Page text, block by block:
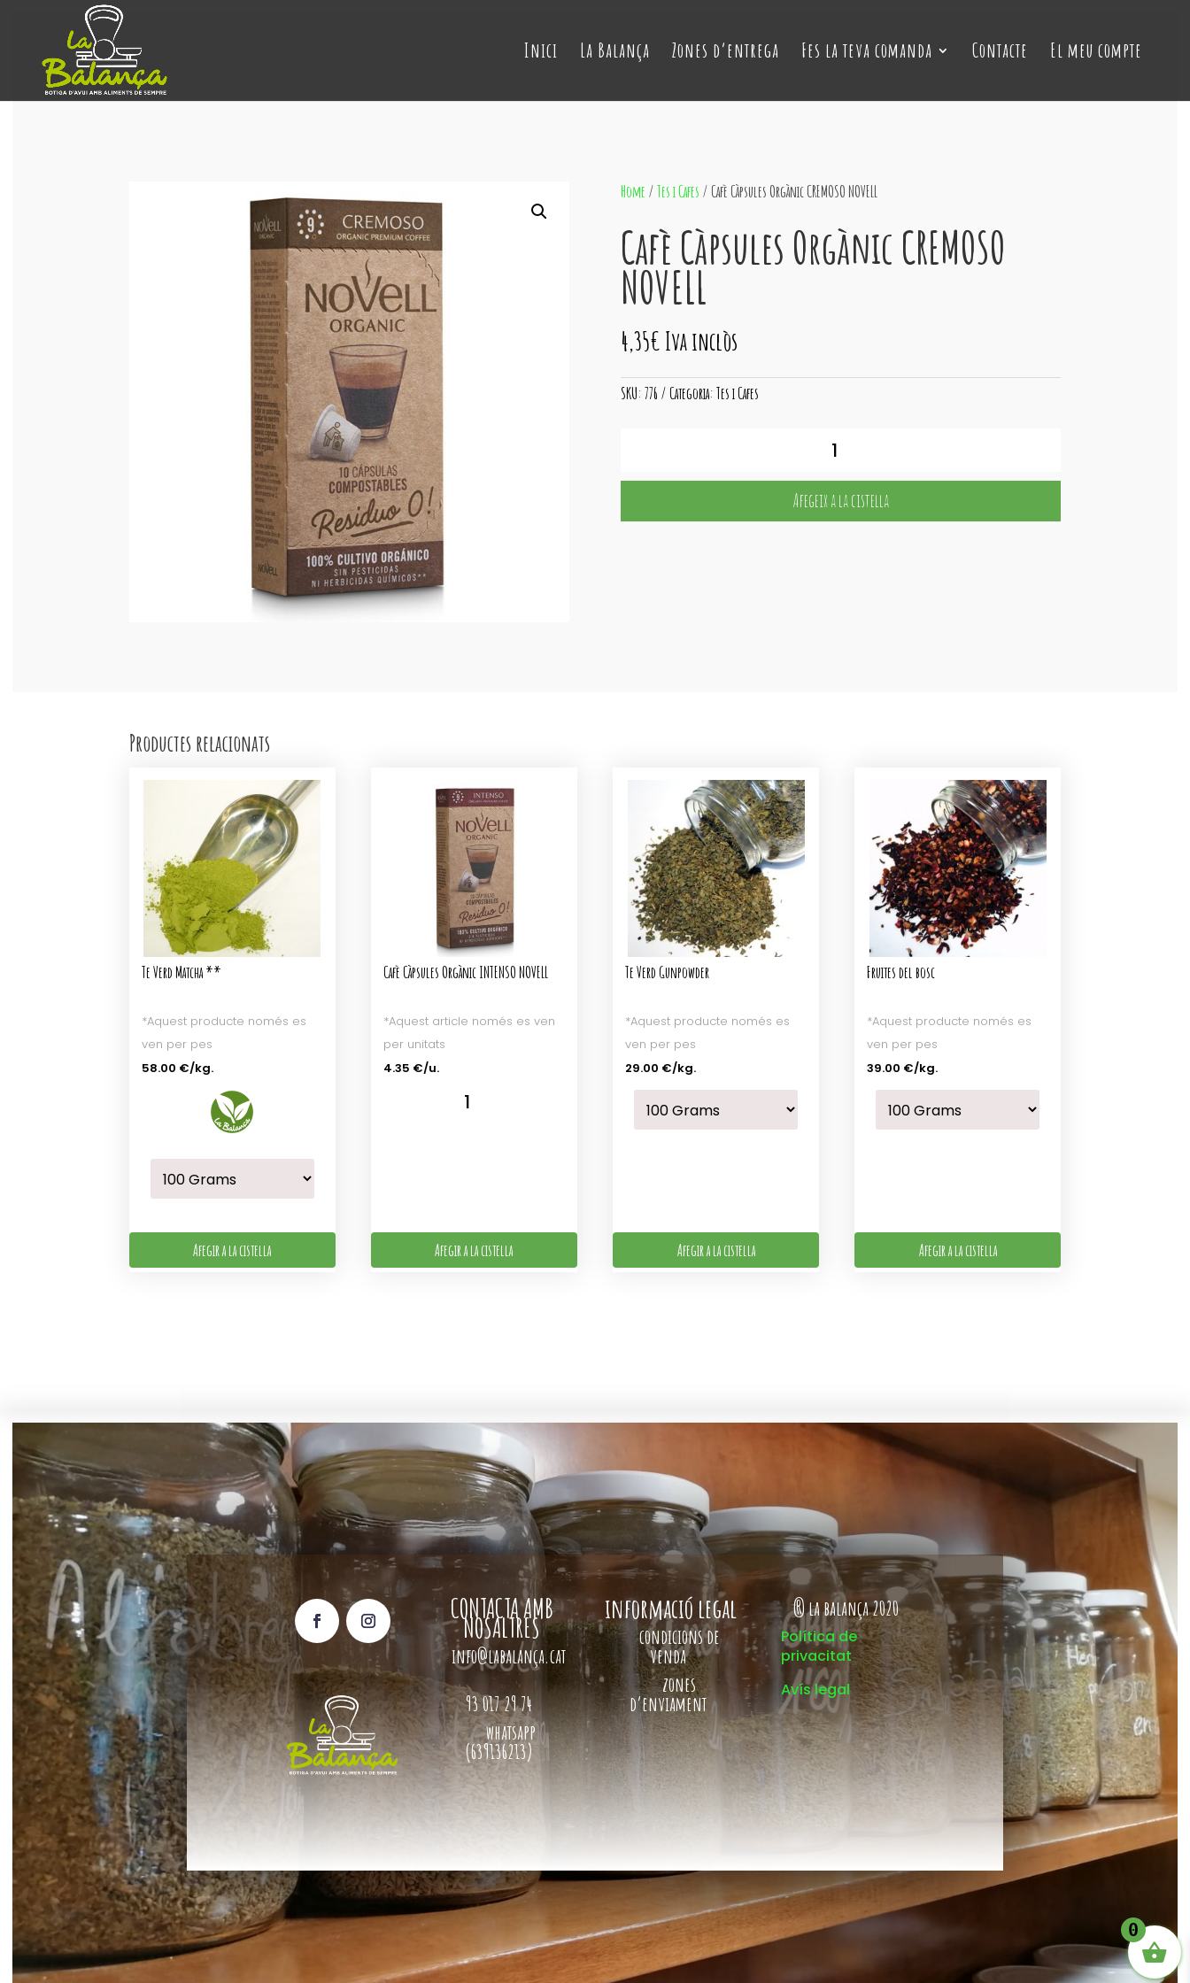
Inici La Balança Zones d’entrega Fes la teva comanda Contacte El meu compte
Home /Tes i Cafes / Cafè Càpsules Orgànic CREMOSO NOVELL
Cafè Càpsules Orgànic CREMOSO
NOVELL
4,35€ Iva inclòs
SKU:776 Categoria:Tes i Cafes
Cafè
Afegeix a la cistella
Productes relacionats
Te Verd Matcha **
*Aquest producte només es
ven per pes
58.00 €/kg.
Afegir a la cistella
Cafè Càpsules Orgànic INTENSO NOVELL
*Aquest article només es ven
per unitats
4.35 €/u.
Afegir a la cistella
Te Verd Gunpowder
*Aquest producte només es
ven per pes
29.00 €/kg.
Afegir a la cistella
Fruites del bosc
*Aquest producte només es
ven per pes
39.00 €/kg.
Afegir a la cistella
CONTACTA AMB
NOSALTRES
info@labalança.cat
93 017 29 74
whatsapp
(639136213)
informació legal
condicions de
venda
zones
d’enviament
® la balança 2020
Política de
privacitat
Avís legal
0